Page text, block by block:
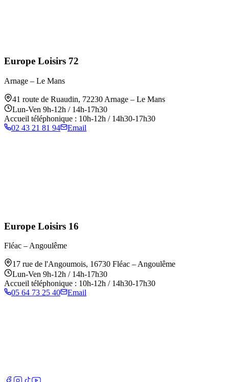
Europe Loisirs 72
Arnage – Le Mans
41 route de Ruaudin, 72230 Arnage – Le Mans
Lun-Ven 9h-12h / 14h-17h30
Accueil téléphonique : 10h-12h / 14h30-17h30
02 43 21 81 94
Email
Europe Loisirs 16
Fléac – Angoulême
17 rue de l'Angoumois, 16730 Fléac – Angoulême
Lun-Ven 9h-12h / 14h-17h30
Accueil téléphonique : 10h-12h / 14h30-17h30
05 64 73 25 40
Email